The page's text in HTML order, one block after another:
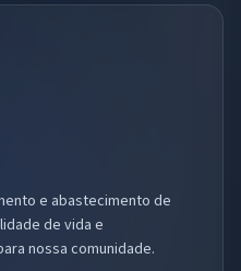
e abastecimento de
de vida e
nossa comunidade.